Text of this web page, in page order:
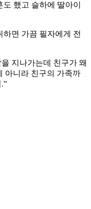
했고 슬하에 딸아이
면 가끔 필자에게 전
지나가는데 친구가 왜
아니라 친구의 가족까